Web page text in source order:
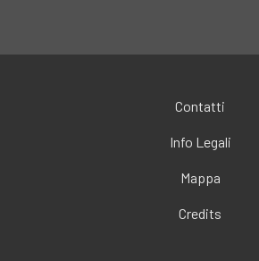
Contatti
Info Legali
Mappa
Credits